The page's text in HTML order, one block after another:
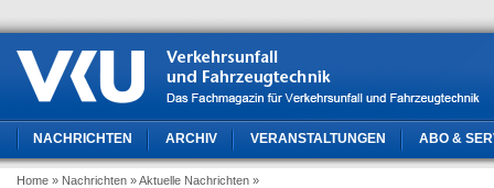
NACHRICHTEN ARCHIV VERANSTALTUNGEN ABO &
Home » Nachrichten » Aktuelle Nachrichten »